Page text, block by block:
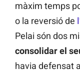
màxim temps
o la reversió de
Pelai són dos
consolidar el
havia defensat